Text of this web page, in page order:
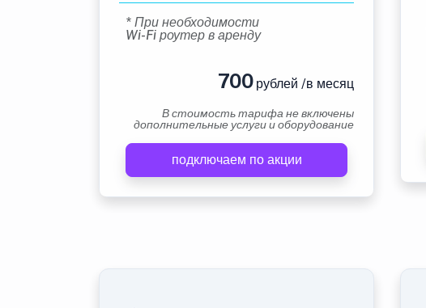
* При необходимости
Wi-Fi роутер в аренду
700рублей /в месяц
В стоимость тарифа не включены
дополнительные услуги и оборудование
подключаем по акции